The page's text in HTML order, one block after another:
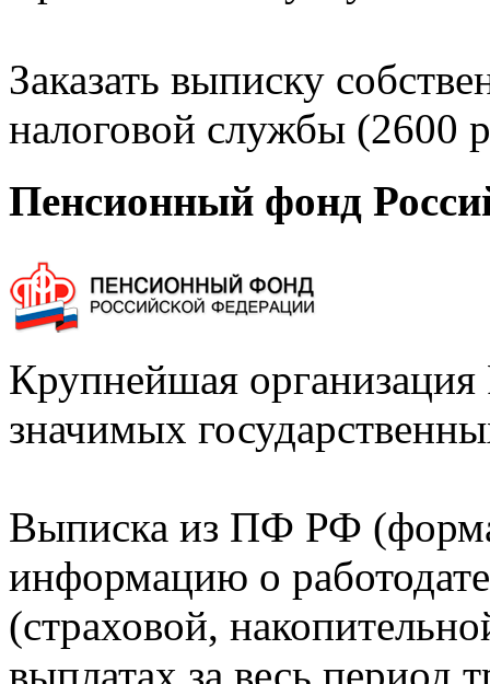
Заказать выписку
налоговой службы (2600
Пенсионный фонд
Крупнейшая
значимых
Выписка из ПФ РФ
информацию о
(страховой,
выплатах за весь период